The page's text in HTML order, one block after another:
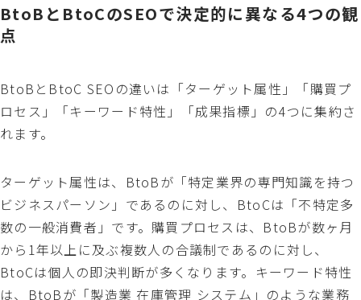
BtoBとBtoCのSEOで決定的に異なる4つの観
点
BtoBとBtoC SEOの違いは「ターゲット属性」「購買プ
ロセス」「キーワード特性」「成果指標」の4つに集約さ
れます。
ターゲット属性は、BtoBが「特定業界の専門知識を持つ
ビジネスパーソン」であるのに対し、BtoCは「不特定多
数の一般消費者」です。購買プロセスは、BtoBが数ヶ月
から1年以上に及ぶ複数人の合議制であるのに対し、
BtoCは個人の即決判断が多くなります。キーワード特性
は、BtoBが「製造業 在庫管理 システム」のような業務